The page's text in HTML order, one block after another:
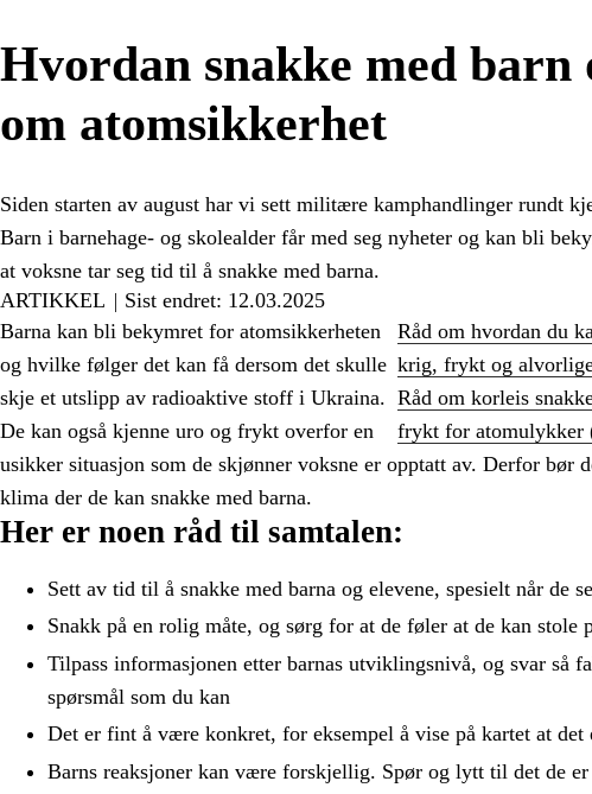
Hvordan snakke med barn
om atomsikkerhet
Siden starten av august har vi sett militære kamphandlinger rundt
Barn i barnehage- og skolealder får med seg nyheter og kan bli
at voksne tar seg tid til å snakke med barna.
ARTIKKEL
Sist endret: 12.03.2025
Råd om hvordan du
krig, frykt og
Råd om korleis
frykt for atomulykker
Barna kan bli bekymret for atomsikkerheten
og hvilke følger det kan få dersom det skulle
skje et utslipp av radioaktive stoff i Ukraina.
De kan også kjenne uro og frykt overfor en
usikker situasjon som de skjønner voksne er opptatt av. Derfor bør
klima der de kan snakke med barna.
Her er noen råd til samtalen:
Sett av tid til å snakke med barna og elevene, spesielt når de
Snakk på en rolig måte, og sørg for at de føler at de kan stole
Tilpass informasjonen etter barnas utviklingsnivå, og svar så
spørsmål som du kan
Det er fint å være konkret, for eksempel å vise på kartet at det
Barns reaksjoner kan være forskjellig. Spør og lytt til det de